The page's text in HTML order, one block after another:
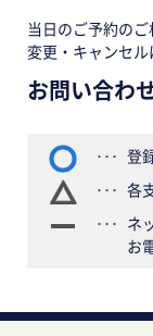
当日のご予約の
変更・キャンセル
お問い合わ
登
各
ネ
お